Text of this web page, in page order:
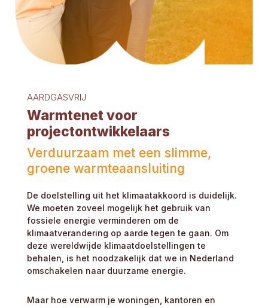
AARDGASVRIJ
Warmtenet voor
projectontwikkelaars
Verduurzaam met een slimme,
groene warmteaansluiting
De doelstelling uit het klimaatakkoord is duidelijk.
We moeten zoveel mogelijk het gebruik van
fossiele energie verminderen om de
klimaatverandering op aarde tegen te gaan. Om
deze wereldwijde klimaatdoelstellingen te
behalen, is het noodzakelijk dat we in Nederland
omschakelen naar duurzame energie.
Maar hoe verwarm je woningen, kantoren en